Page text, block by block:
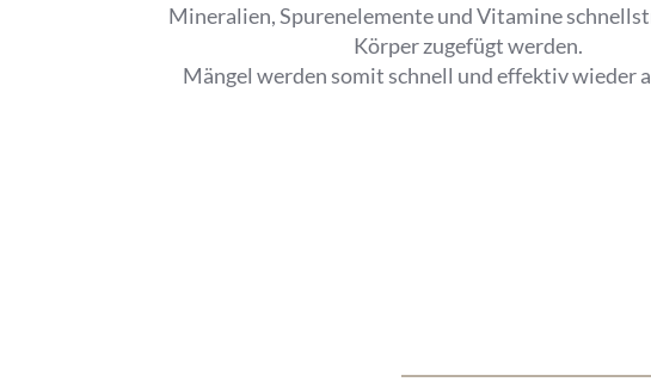
Mineralien, Spurenelemente und Vitamine
Körper zugefügt werden.
Mängel werden somit schnell und effektiv wieder